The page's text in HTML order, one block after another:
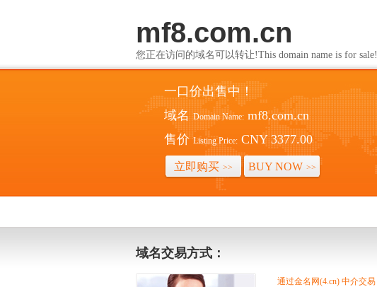
mf8.com.cn
您正在访问的域名可以转让!This domain name is for sale!
一口价出售中！
域名 Domain Name: mf8.com.cn
售价 Listing Price: CNY 3377.00
立即购买 >> BUY NOW >>
域名交易方式：
通过金名网(4.cn) 中介交易